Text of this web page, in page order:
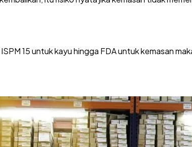
15 untuk kayu hingga FDA untuk kemasan